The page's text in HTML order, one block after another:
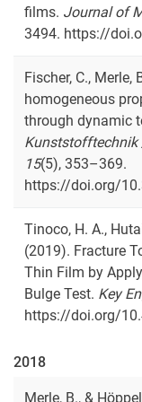
films. Journal of
3494. https://
Fischer, C., Merle,
homogeneous
through dynamic
15(5), 353–369.
https://doi.org/
Tinoco, H. A.,
(2019). Fracture
Thin Film by
Bulge Test. Key
https://doi.org/
2018
Merle, B., &